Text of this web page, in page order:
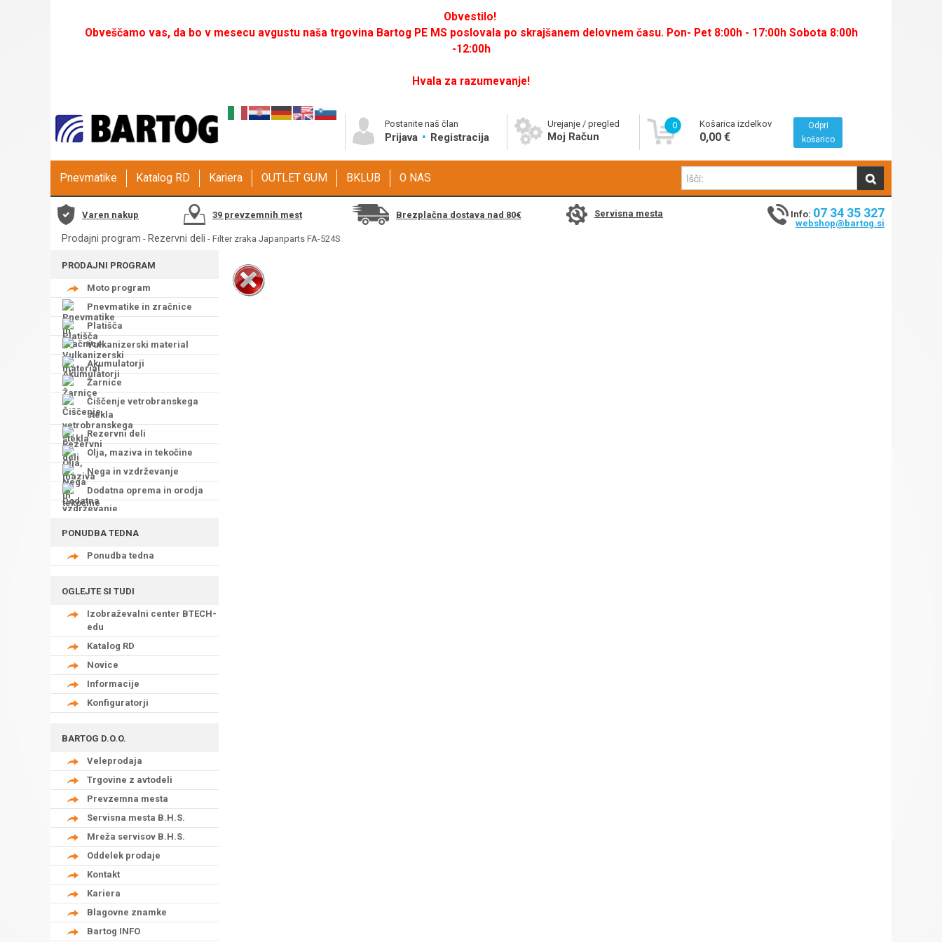
Obvestilo!
Obveščamo vas, da bo v mesecu avgustu naša trgovina Bartog PE MS poslovala po skrajšanem delovnem času. Pon- Pet 8:00h - 17:00h Sobota 8:00h
-12:00h
Hvala za razumevanje!
Postanite naš član
Prijava Registracija
Urejanje / pregled
Moj Račun
0 Košarica izdelkov
0,00 €
Odpri
košarico
Pnevmatike Katalog RD Kariera OUTLET GUM BKLUB O NAS
Varen nakup 39 prevzemnih mest Brezplačna dostava nad 80€ Servisna mesta Info: 07 34 35 327
webshop@bartog.si
Prodajni program - Rezervni deli - Filter zraka Japanparts FA-524S
PRODAJNI PROGRAM
Moto program
Pnevmatike in zračnice
Platišča
Vulkanizerski material
Akumulatorji
Žarnice
Čiščenje vetrobranskega
stekla
Rezervni deli
Olja, maziva in tekočine
Nega in vzdrževanje
Dodatna oprema in orodja
PONUDBA TEDNA
Ponudba tedna
OGLEJTE SI TUDI
Izobraževalni center BTECH-
edu
Katalog RD
Novice
Informacije
Konfiguratorji
BARTOG D.O.O.
Veleprodaja
Trgovine z avtodeli
Prevzemna mesta
Servisna mesta B.H.S.
Mreža servisov B.H.S.
Oddelek prodaje
Kontakt
Kariera
Blagovne znamke
Bartog INFO